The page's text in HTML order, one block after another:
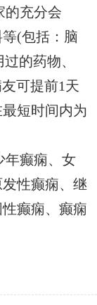
的充分会
(包括：脑
的药物、
可提前1天
短时间内为
癫痫、女
性癫痫、继
癫痫、癫痫